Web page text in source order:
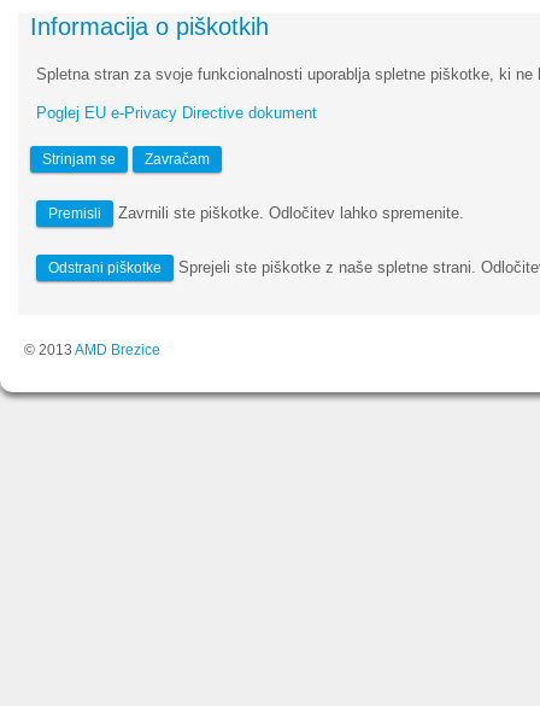
Informacija o piškotkih
Spletna stran za svoje funkcionalnosti uporablja spletne piškotke, ki
Poglej EU e-Privacy Directive dokument
Strinjam se Zavračam
Premisli Zavrnili ste piškotke. Odločitev lahko spremenite.
Odstrani piškotke Sprejeli ste piškotke z naše spletne strani.
© 2013 AMD Brezice